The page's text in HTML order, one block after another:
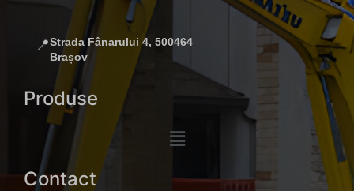
📍Strada Fânarului 4, 500464
Brașov
Produse
Contact